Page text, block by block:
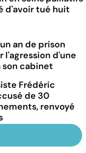
d'avoir tué huit
an de prison
l'agression d'une
son cabinet
Frédéric
de 30
renvoyé